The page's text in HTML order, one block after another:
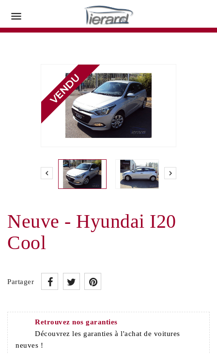

 
Neuve - Hyundai I20
Cool
Partager
Retrouvez nos garanties
Découvrez les garanties à l'achat de voitures
neuves !